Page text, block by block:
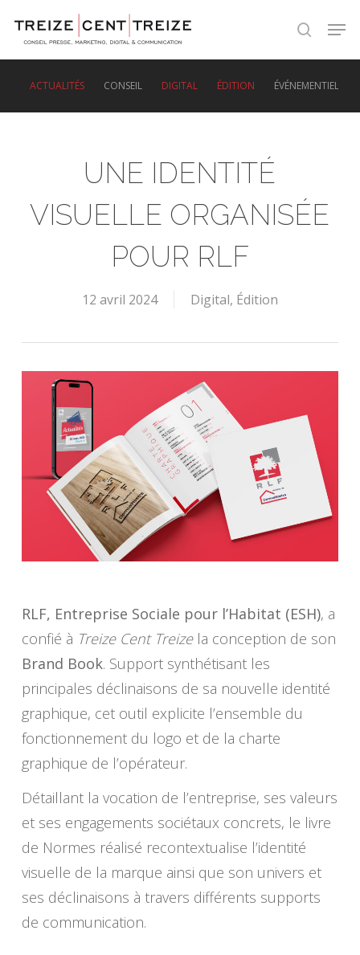
search
ACTUALITÉS CONSEIL DIGITAL ÉDITION ÉVÉNEMENTIEL
UNE IDENTITÉ
VISUELLE ORGANISÉE
POUR RLF
12 avril 2024 Digital, Édition
RLF, Entreprise Sociale pour l’Habitat (ESH), a
confié à Treize Cent Treizela conception de son
Brand Book. Support synthétisant les
principales déclinaisons de sa nouvelle identité
graphique, cet outil explicite l’ensemble du
fonctionnement du logo et de la charte
graphique de l’opérateur.
Détaillant la vocation de l’entreprise, ses valeurs
et ses engagements sociétaux concrets, le livre
de Normes réalisé recontextualise l’identité
visuelle de la marque ainsi que son univers et
ses déclinaisons à travers différents supports
de communication.